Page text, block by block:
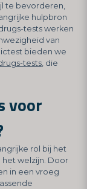
te bevorderen,
hulpbron
tests werken
van
bieden we
tests, die
voor
rol bij het
welzijn. Door
in een vroeg